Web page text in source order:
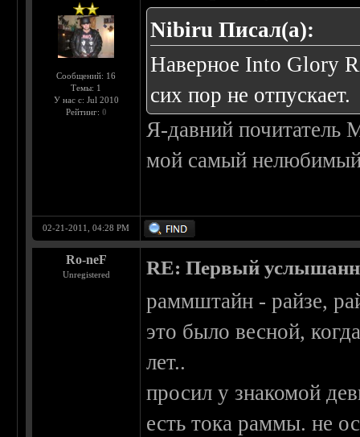
Сообщений: 16
Темы: 1
У нас с: Jul 2010
Рейтинг: 0
Nibiru Писал(а):
Наверное Into Glory
сих пор не отпускает.
Я-давний почитатель
мой самый нелюбимый
02-21-2011, 04:28 PM
Ro-neF
Unregistered RE: Первый
раммштайн - райзе,
это было весной,
лет..
просил у знакомой
есть тока раммы. не